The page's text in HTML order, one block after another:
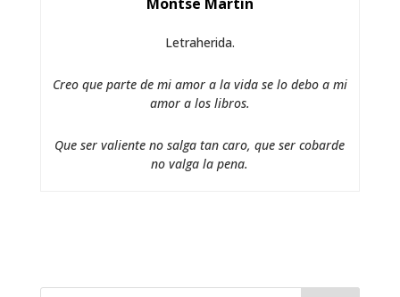
Letraherida.
Creo que parte de mi amor a la vida se lo debo a mi
amor a los libros.
Que ser valiente no salga tan caro, que ser cobarde
no valga la pena.